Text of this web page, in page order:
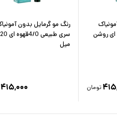
5/0 قهوه ای روشن
تومان
رنگ مو گرمایل بدون
سری طبیعی 4/
میل
۴۱۵,۰۰۰